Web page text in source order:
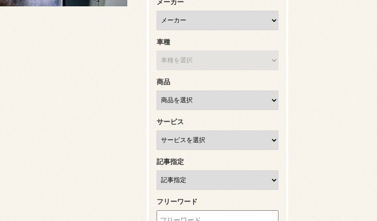
メーカー
車種
商品
サービス
記事指定
フリーワード